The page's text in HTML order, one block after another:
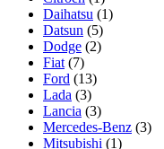
Daihatsu (1)
Datsun (5)
Dodge (2)
Fiat (7)
Ford (13)
Lada (3)
Lancia (3)
Mercedes-Benz (3)
Mitsubishi (1)